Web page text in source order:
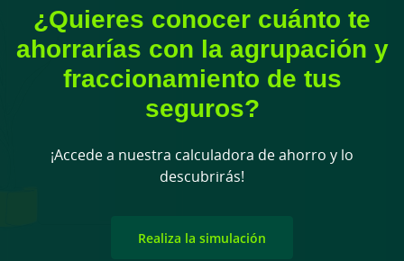
¿Quieres conocer cuánto te
ahorrarías con la agrupación y
fraccionamiento de tus
seguros?
¡Accede a nuestra calculadora de ahorro y lo
descubrirás!
Realiza la simulación